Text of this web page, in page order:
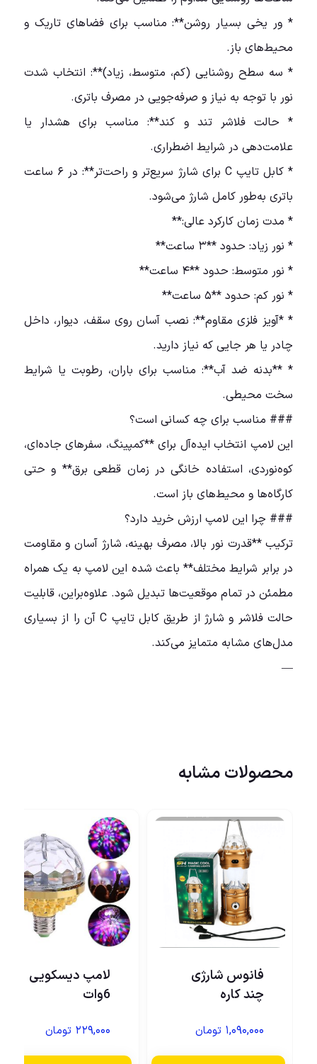
* ور یخی بسیار روشن**: مناسب برای فضاهای تاریک و
محیط‌های باز.
* سه سطح روشنایی (کم، متوسط، زیاد)**: انتخاب شدت
نور با توجه به نیاز و صرفه‌جویی در مصرف باتری.
* حالت فلاشر تند و کند**: مناسب برای هشدار یا
علامت‌دهی در شرایط اضطراری.
* کابل تایپ C برای شارژ سریع‌تر و راحت‌تر**: در ۶ ساعت
باتری به‌طور کامل شارژ می‌شود.
* مدت زمان کارکرد عالی:**
* نور زیاد: حدود **۳ ساعت**
* نور متوسط: حدود **۴ ساعت**
* نور کم: حدود **۵ ساعت**
* *آویز فلزی مقاوم**: نصب آسان روی سقف، دیوار، داخل
چادر یا هر جایی که نیاز دارید.
* **بدنه ضد آب**: مناسب برای باران، رطوبت یا شرایط
سخت محیطی.
### مناسب برای چه کسانی است؟
این لامپ انتخاب ایده‌آل برای **کمپینگ، سفرهای جاده‌ای،
کوه‌نوردی، استفاده خانگی در زمان قطعی برق** و حتی
کارگاه‌ها و محیط‌های باز است.
### چرا این لامپ ارزش خرید دارد؟
ترکیب **قدرت نور بالا، مصرف بهینه، شارژ آسان و مقاومت
در برابر شرایط مختلف** باعث شده این لامپ به یک همراه
مطمئن در تمام موقعیت‌ها تبدیل شود. علاوه‌براین، قابلیت
حالت فلاشر و شارژ از طریق کابل تایپ C آن را از بسیاری
مدل‌های مشابه متمایز می‌کند.
—
محصولات مشابه
فانوس شارژی
چند کاره
۱,۰۹۰,۰۰۰ تومان
لامپ دیسکویی
6وات
۲۲۹,۰۰۰ تومان